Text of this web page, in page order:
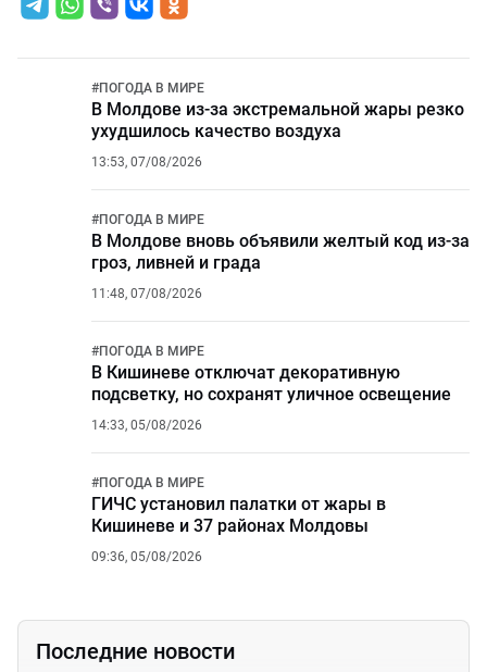
#ПОГОДА В МИРЕ
В Молдове из-за экстремальной жары резко
ухудшилось качество воздуха
13:53, 07/08/2026
#ПОГОДА В МИРЕ
В Молдове вновь объявили желтый код из-за
гроз, ливней и града
11:48, 07/08/2026
#ПОГОДА В МИРЕ
В Кишиневе отключат декоративную
подсветку, но сохранят уличное освещение
14:33, 05/08/2026
#ПОГОДА В МИРЕ
ГИЧС установил палатки от жары в
Кишиневе и 37 районах Молдовы
09:36, 05/08/2026
Последние новости